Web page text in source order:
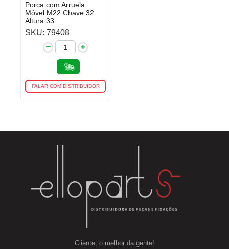
Porca com Arruela
Móvel M22 Chave 32
Altura 33
SKU: 79408
FALAR COM DISTRIBUIDOR
Cliente, o melhor da gente!